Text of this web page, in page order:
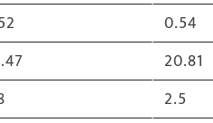
0.54
20.81
2.5